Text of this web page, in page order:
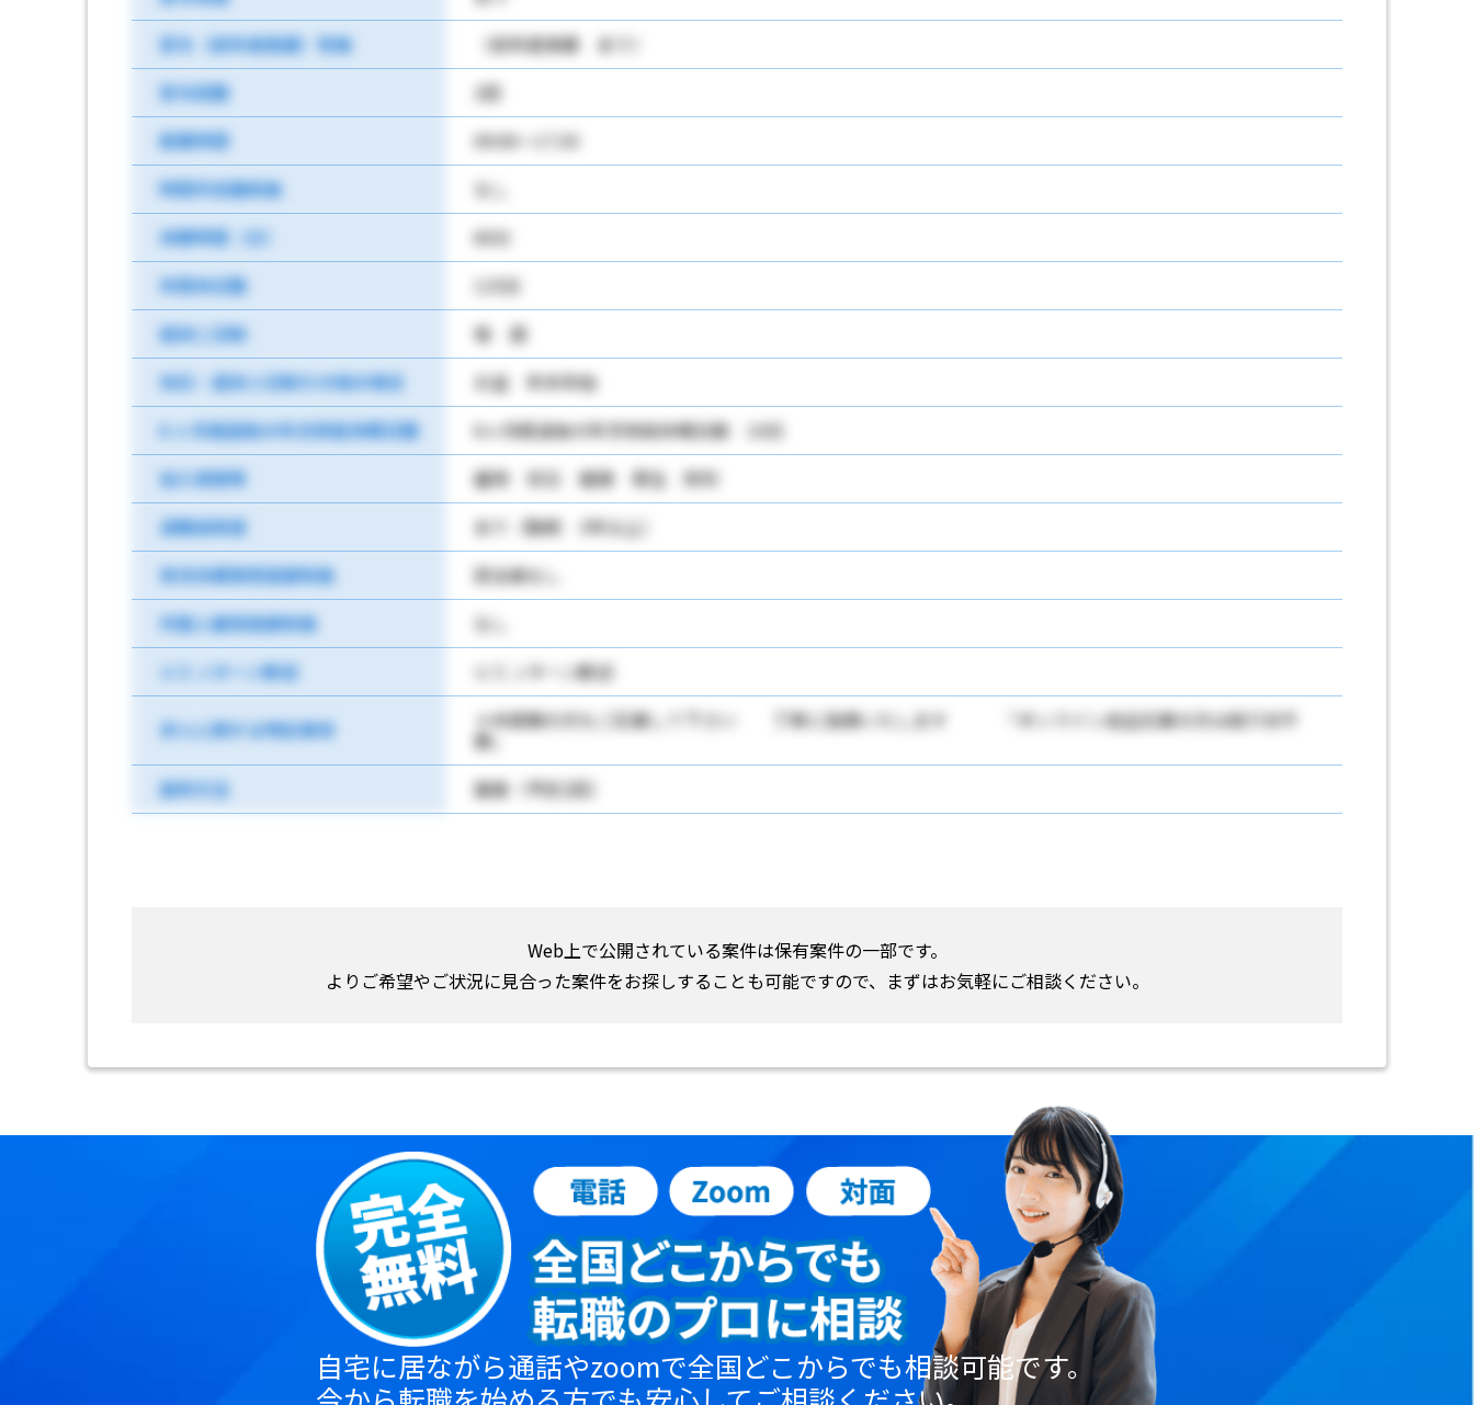
賞与（前年度実績）有無
（前年度実績 あり）
賞与回数
2回
就業時間
09:00～17:30
時間外労働有無
なし
休憩時間（分）
60分
年間休日数
125日
週休二日制
毎 週
休日・週休２日制その他の場合
お盆 年末年始
6 ヶ月経過後の年次有給休暇日数
6ヶ月経過後の年次有給休暇日数 10日
加入保険等
雇用 労災 健康 厚生 財形
退職金制度
あり（勤続 3年以上）
育児休業取得実績有無
該当者なし
外国人雇用実績有無
なし
ＵＩＪターン歓迎
ＵＩＪターン歓迎
求人に関する特記事項 ＊未経験の方もご応募して下さい 丁寧に指導いたします 「オンライン自主応募の方は紹介状不
要」
選考方法
面接（予定2回）
Web上で公開されている案件は保有案件の一部です。
よりご希望やご状況に見合った案件をお探しすることも可能ですので、まずはお気軽にご相談ください。
自宅に居ながら通話やzoomで全国どこからでも相談可能です。